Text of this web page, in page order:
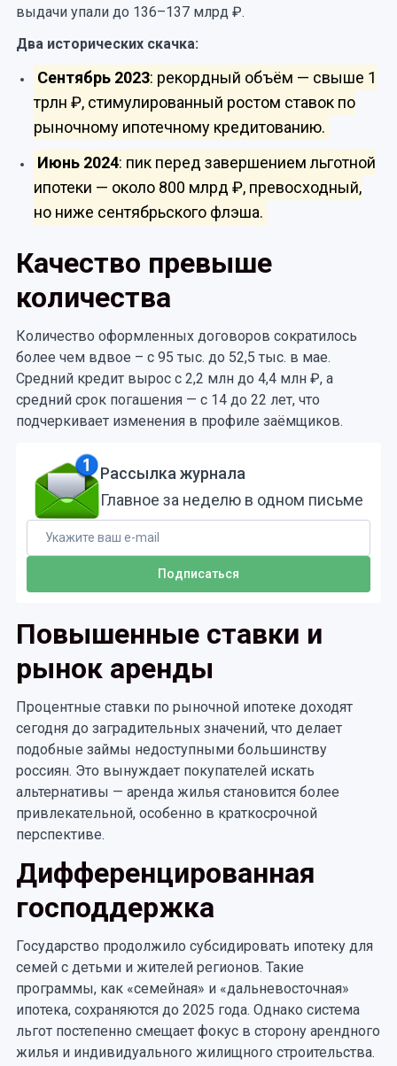
выдачи упали до 136–137 млрд ₽.
Два исторических скачка:
Сентябрь 2023: рекордный объём — свыше 1
трлн ₽, стимулированный ростом ставок по
рыночному ипотечному кредитованию.
Июнь 2024: пик перед завершением льготной
ипотеки — около 800 млрд ₽, превосходный,
но ниже сентябрьского флэша.
Качество превыше
количества
Количество оформленных договоров сократилось
более чем вдвое – с 95 тыс. до 52,5 тыс. в мае.
Средний кредит вырос с 2,2 млн до 4,4 млн ₽, а
средний срок погашения — с 14 до 22 лет, что
подчеркивает изменения в профиле заёмщиков.
Рассылка журнала
Главное за неделю в одном письме
Повышенные ставки и
рынок аренды
Процентные ставки по рыночной ипотеке доходят
сегодня до заградительных значений, что делает
подобные займы недоступными большинству
россиян. Это вынуждает покупателей искать
альтернативы — аренда жилья становится более
привлекательной, особенно в краткосрочной
перспективе.
Дифференцированная
господдержка
Государство продолжило субсидировать ипотеку для
семей с детьми и жителей регионов. Такие
программы, как «семейная» и «дальневосточная»
ипотека, сохраняются до 2025 года. Однако система
льгот постепенно смещает фокус в сторону арендного
жилья и индивидуального жилищного строительства.